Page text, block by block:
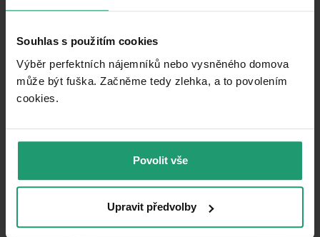
Souhlas s použitím cookies
Výběr perfektních nájemníků nebo vysněného domova
může být fuška. Začněme tedy zlehka, a to povolením
cookies.​
Povolit vše
Upravit předvolby
PRENÁJOM
0